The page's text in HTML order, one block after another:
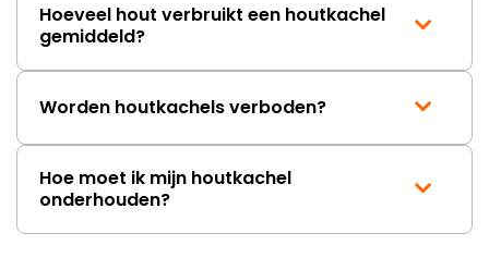
Hoeveel hout verbruikt een houtkachel
gemiddeld?
Worden houtkachels verboden?
Hoe moet ik mijn houtkachel
onderhouden?